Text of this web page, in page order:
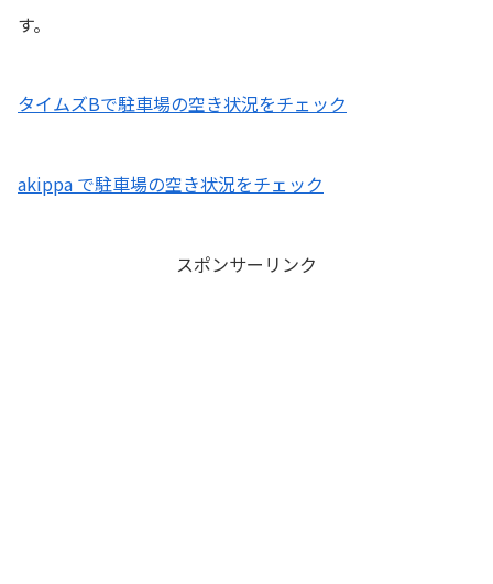
す。
タイムズBで駐車場の空き状況をチェック
akippa で駐車場の空き状況をチェック
スポンサーリンク